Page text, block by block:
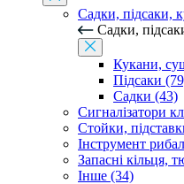
Садки, підсаки,
Садки,
Кукани,
Підсаки
Садки (43)
Сигналізатори
Стойки,
Інструмент
Запасні кільця,
Інше (34)